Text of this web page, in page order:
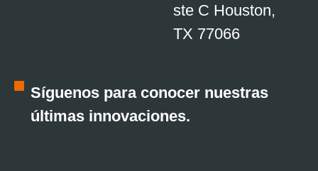
ste C Houston,
TX 77066
Síguenos para conocer nuestras
últimas innovaciones.